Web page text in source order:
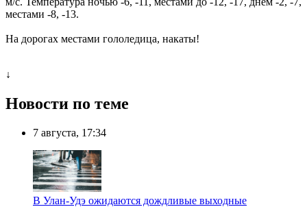
местами -8, -13.
На дорогах местами гололедица, накаты!
↓
Новости по теме
7 августа, 17:34
В Улан-Удэ ожидаются дождливые выходные